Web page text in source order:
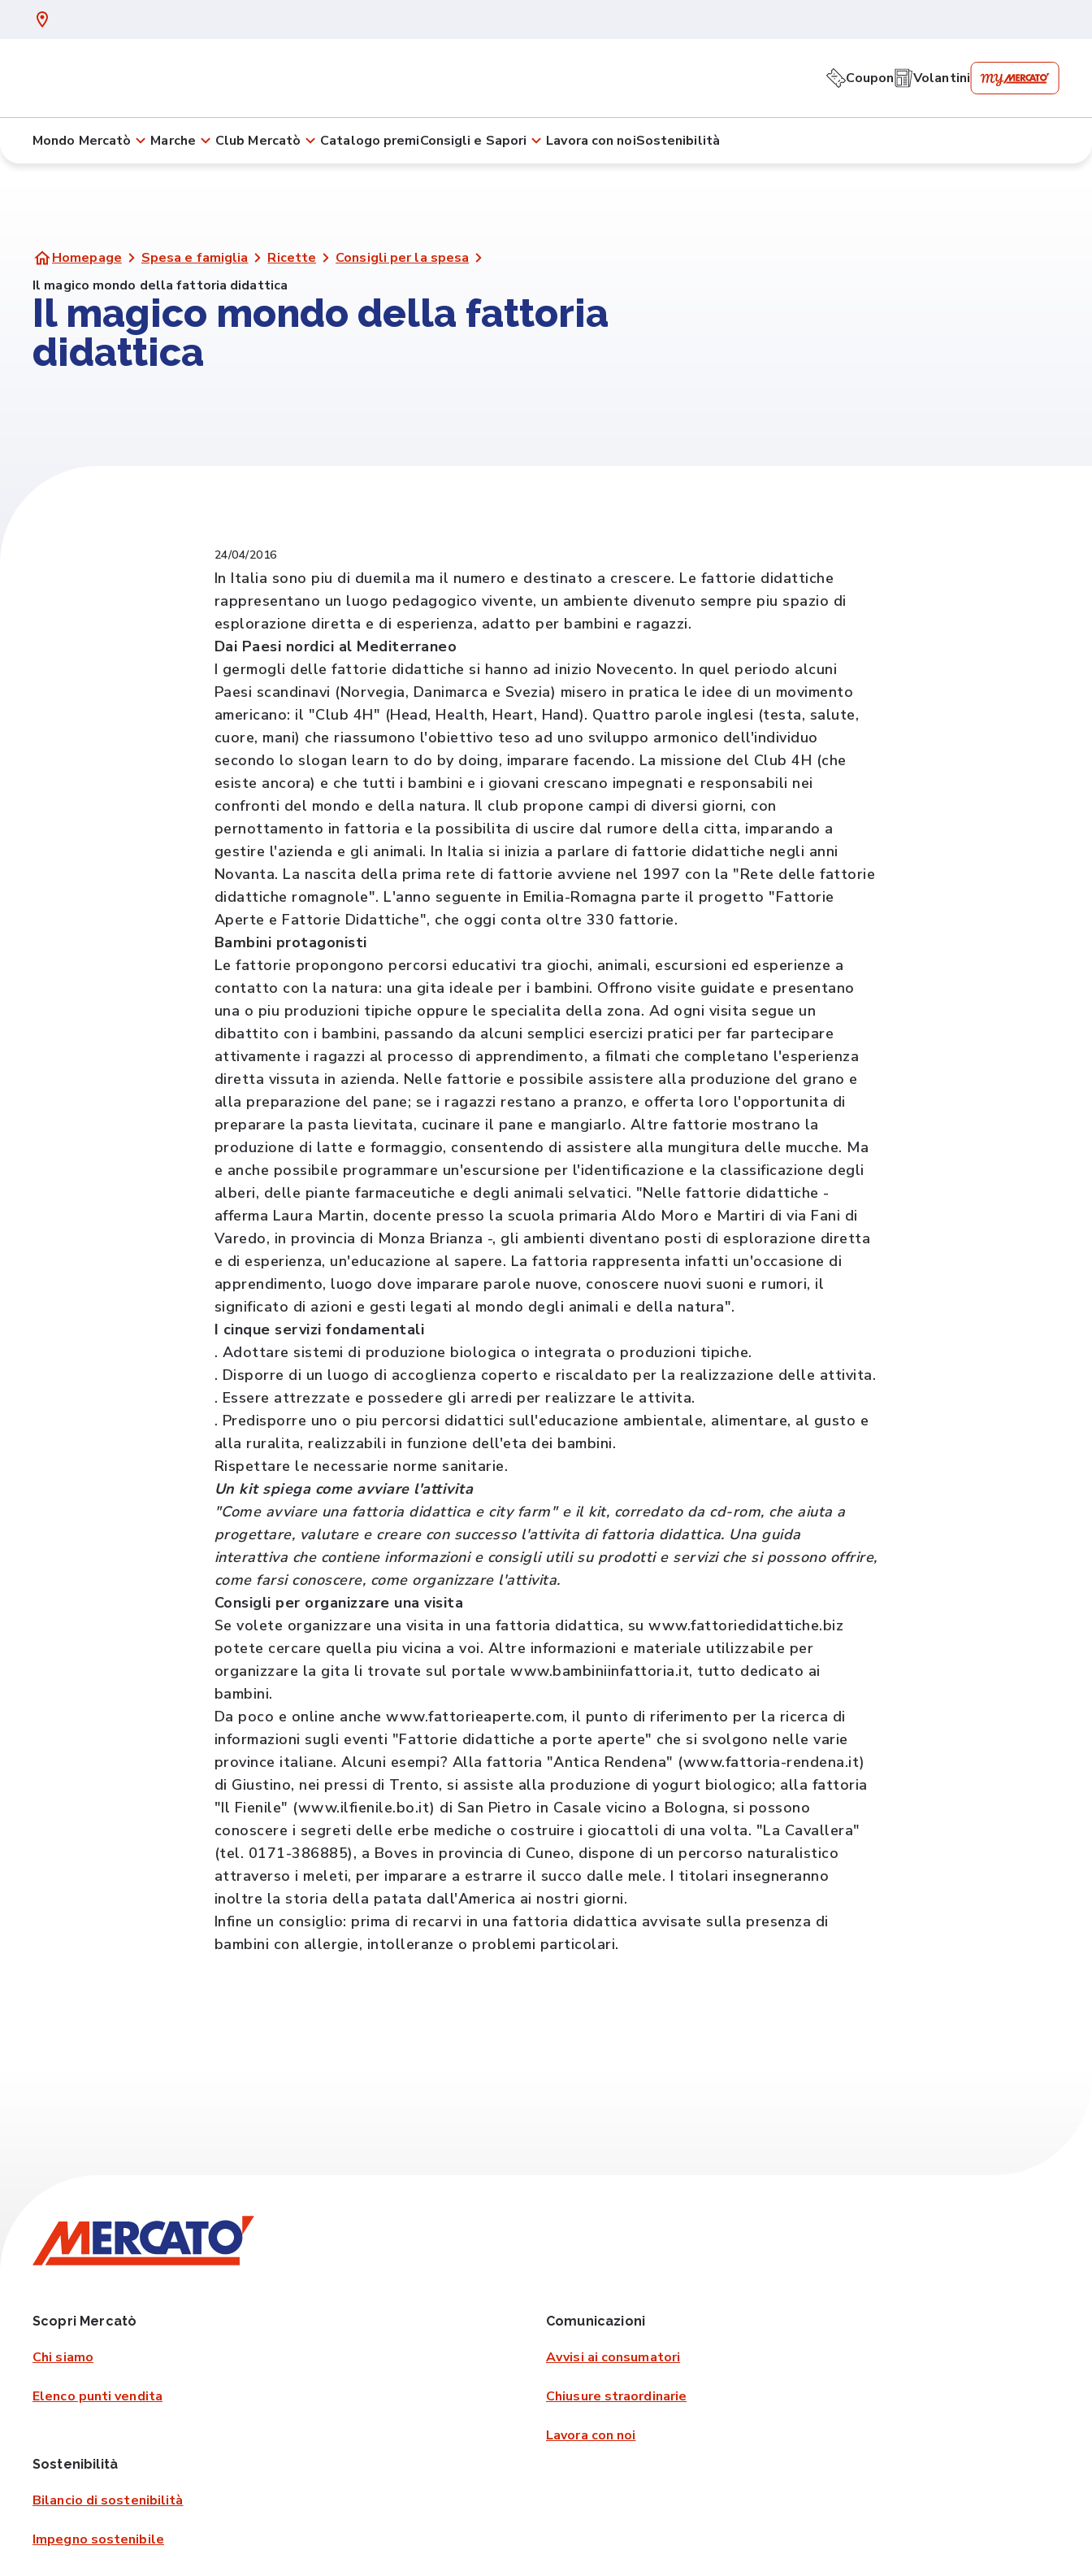
Coupon Volantini
Mondo Mercatò Marche Club Mercatò Catalogo premiConsigli e Sapori Lavora con noiSostenibilità
Homepage Spesa e famiglia Ricette
Consigli per la spesa
Il magico mondo della fattoria didattica
Il magico mondo della fattoria
didattica
24/04/2016
In Italia sono piu di duemila ma il numero e destinato a crescere. Le fattorie didattiche
rappresentano un luogo pedagogico vivente, un ambiente divenuto sempre piu spazio di
esplorazione diretta e di esperienza, adatto per bambini e ragazzi.
Dai Paesi nordici al Mediterraneo
I germogli delle fattorie didattiche si hanno ad inizio Novecento. In quel periodo alcuni
Paesi scandinavi (Norvegia, Danimarca e Svezia) misero in pratica le idee di un movimento
americano: il "Club 4H" (Head, Health, Heart, Hand). Quattro parole inglesi (testa, salute,
cuore, mani) che riassumono l'obiettivo teso ad uno sviluppo armonico dell'individuo
secondo lo slogan learn to do by doing, imparare facendo. La missione del Club 4H (che
esiste ancora) e che tutti i bambini e i giovani crescano impegnati e responsabili nei
confronti del mondo e della natura. Il club propone campi di diversi giorni, con
pernottamento in fattoria e la possibilita di uscire dal rumore della citta, imparando a
gestire l'azienda e gli animali. In Italia si inizia a parlare di fattorie didattiche negli anni
Novanta. La nascita della prima rete di fattorie avviene nel 1997 con la "Rete delle fattorie
didattiche romagnole". L'anno seguente in Emilia-Romagna parte il progetto "Fattorie
Aperte e Fattorie Didattiche", che oggi conta oltre 330 fattorie.
Bambini protagonisti
Le fattorie propongono percorsi educativi tra giochi, animali, escursioni ed esperienze a
contatto con la natura: una gita ideale per i bambini. Offrono visite guidate e presentano
una o piu produzioni tipiche oppure le specialita della zona. Ad ogni visita segue un
dibattito con i bambini, passando da alcuni semplici esercizi pratici per far partecipare
attivamente i ragazzi al processo di apprendimento, a filmati che completano l'esperienza
diretta vissuta in azienda. Nelle fattorie e possibile assistere alla produzione del grano e
alla preparazione del pane; se i ragazzi restano a pranzo, e offerta loro l'opportunita di
preparare la pasta lievitata, cucinare il pane e mangiarlo. Altre fattorie mostrano la
produzione di latte e formaggio, consentendo di assistere alla mungitura delle mucche. Ma
e anche possibile programmare un'escursione per l'identificazione e la classificazione degli
alberi, delle piante farmaceutiche e degli animali selvatici. "Nelle fattorie didattiche -
afferma Laura Martin, docente presso la scuola primaria Aldo Moro e Martiri di via Fani di
Varedo, in provincia di Monza Brianza -, gli ambienti diventano posti di esplorazione diretta
e di esperienza, un'educazione al sapere. La fattoria rappresenta infatti un'occasione di
apprendimento, luogo dove imparare parole nuove, conoscere nuovi suoni e rumori, il
significato di azioni e gesti legati al mondo degli animali e della natura".
I cinque servizi fondamentali
. Adottare sistemi di produzione biologica o integrata o produzioni tipiche.
. Disporre di un luogo di accoglienza coperto e riscaldato per la realizzazione delle attivita.
. Essere attrezzate e possedere gli arredi per realizzare le attivita.
. Predisporre uno o piu percorsi didattici sull'educazione ambientale, alimentare, al gusto e
alla ruralita, realizzabili in funzione dell'eta dei bambini.
Rispettare le necessarie norme sanitarie.
Un kit spiega come avviare l'attivita
"Come avviare una fattoria didattica e city farm" e il kit, corredato da cd-rom, che aiuta a
progettare, valutare e creare con successo l'attivita di fattoria didattica. Una guida
interattiva che contiene informazioni e consigli utili su prodotti e servizi che si possono offrire,
come farsi conoscere, come organizzare l'attivita.
Consigli per organizzare una visita
Se volete organizzare una visita in una fattoria didattica, su www.fattoriedidattiche.biz
potete cercare quella piu vicina a voi. Altre informazioni e materiale utilizzabile per
organizzare la gita li trovate sul portale www.bambiniinfattoria.it, tutto dedicato ai
bambini.
Da poco e online anche www.fattorieaperte.com, il punto di riferimento per la ricerca di
informazioni sugli eventi "Fattorie didattiche a porte aperte" che si svolgono nelle varie
province italiane. Alcuni esempi? Alla fattoria "Antica Rendena" (www.fattoria-rendena.it)
di Giustino, nei pressi di Trento, si assiste alla produzione di yogurt biologico; alla fattoria
"Il Fienile" (www.ilfienile.bo.it) di San Pietro in Casale vicino a Bologna, si possono
conoscere i segreti delle erbe mediche o costruire i giocattoli di una volta. "La Cavallera"
(tel. 0171-386885), a Boves in provincia di Cuneo, dispone di un percorso naturalistico
attraverso i meleti, per imparare a estrarre il succo dalle mele. I titolari insegneranno
inoltre la storia della patata dall'America ai nostri giorni.
Infine un consiglio: prima di recarvi in una fattoria didattica avvisate sulla presenza di
bambini con allergie, intolleranze o problemi particolari.
Scopri Mercatò
Chi siamo
Elenco punti vendita
Comunicazioni
Avvisi ai consumatori
Chiusure straordinarie
Lavora con noi
Sostenibilità
Bilancio di sostenibilità
Impegno sostenibile